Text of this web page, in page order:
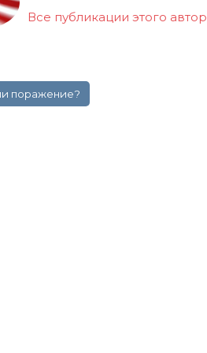
Все публикации этого
поражение?